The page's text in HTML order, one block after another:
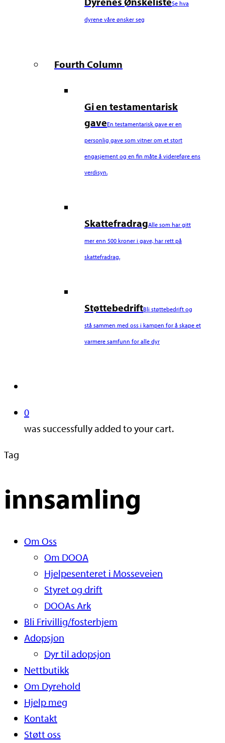
Se hva
dyrene våre ønsker seg
Fourth Column
Gi en testamentarisk
gaveEn testamentarisk gave er en
personlig gave som vitner om et stort
engasjement og en fin måte å videreføre ens
verdisyn.
SkattefradragAlle som har gitt
mer enn 500 kroner i gave, har rett på
skattefradrag.
StøttebedriftBli støttebedrift og
stå sammen med oss i kampen for å skape et
varmere samfunn for alle dyr
0
was successfully added to your cart.
Tag
innsamling
CloseOm Oss
Om DOOA
Hjelpesenteret i Mosseveien
Styret og drift
DOOAs Ark
Bli Frivillig/fosterhjem
Adopsjon
Dyr til adopsjon
Nettbutikk
Om Dyrehold
Hjelp meg
Kontakt
Støtt oss